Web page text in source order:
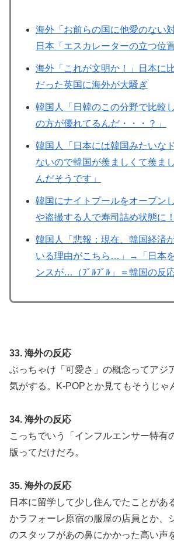
海外「お前らの国に他愛のない
日本「エスカレーターの立つ位置
海外「これが文明か！」日本に
だった英国に海外が大騒ぎ
韓国人「日韓のこの分野で比較
の方が優れてるんだ・・・？」
韓国人「日本には韓国みたいな
ないので韓国が羨ましくて羨ま
んだそうです」
韓国にナイトプールをオープン
や盗撮する人で寿司詰め状態に
韓国人「悲報：現在、韓国経済
いる理由がこちら…」→「日本
ンスが…（ﾌﾞﾙﾌﾞﾙ」＝韓国の反
33. 海外の反応
ぶっちゃけ「可愛さ」の概念ってアジ
気がする。K-POPとか見てもそうじゃ
34. 海外の反応
こっちでいう「インフルエンサー特有
版ってだけだろ。
35. 海外の反応
日本に留学して少し住んでたことがあ
かラフォーレ原宿の服屋の店員とか、
のスタッフがあの鼻にかかった高い声